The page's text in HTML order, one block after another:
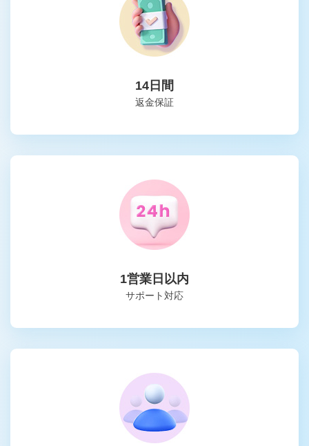
14日間
返金保証
1営業日以内
サポート対応